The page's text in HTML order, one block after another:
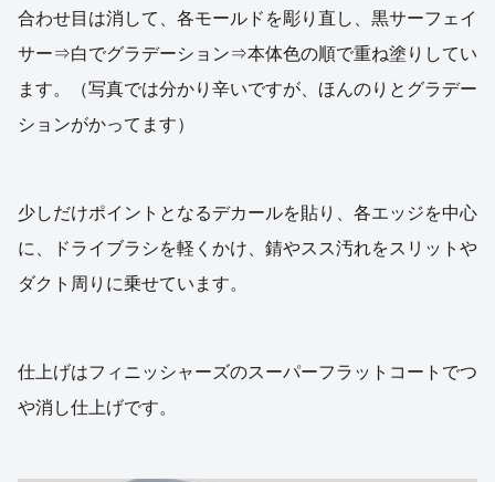
合わせ目は消して、各モールドを彫り直し、黒サーフェイ
サー⇒白でグラデーション⇒本体色の順で重ね塗りしてい
ます。（写真では分かり辛いですが、ほんのりとグラデー
ションがかってます）
少しだけポイントとなるデカールを貼り、各エッジを中心
に、ドライブラシを軽くかけ、錆やスス汚れをスリットや
ダクト周りに乗せています。
仕上げはフィニッシャーズのスーパーフラットコートでつ
や消し仕上げです。